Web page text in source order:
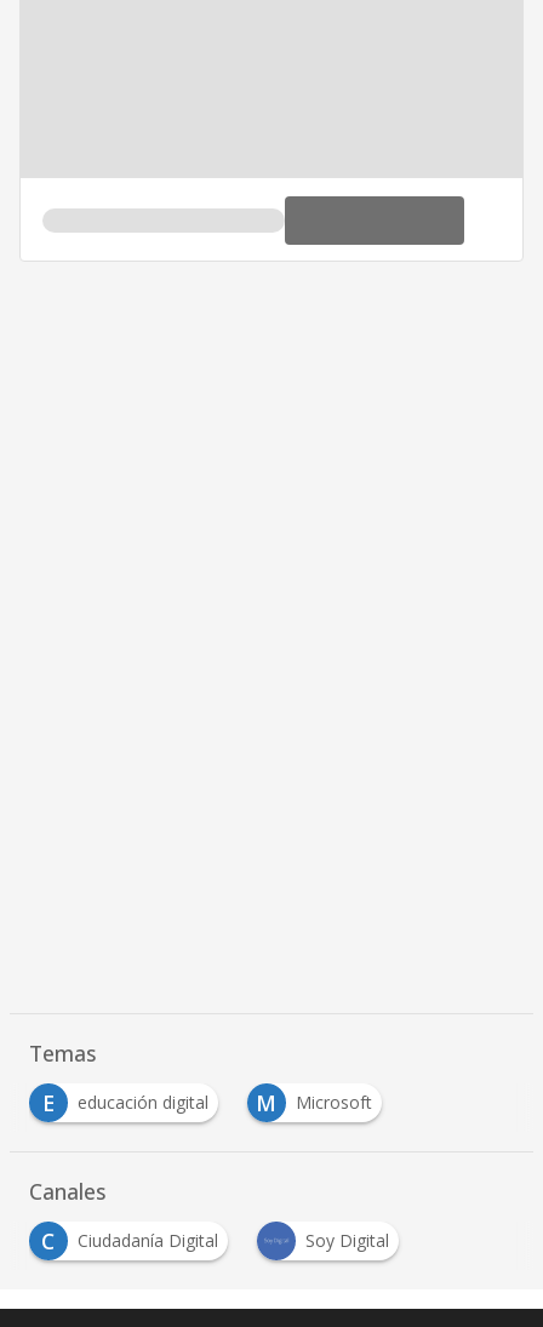
Temas
E
educación digital M Microsoft
Canales
C
Ciudadanía Digital Soy Digital